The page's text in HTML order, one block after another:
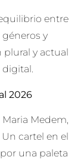
entre
y
y actual
2026
Medem,
cartel en el
una paleta